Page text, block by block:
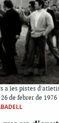
a les pistes
de febrer de 1976